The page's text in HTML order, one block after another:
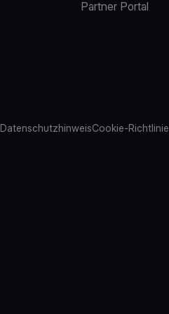
Partner Portal
DatenschutzhinweisCookie-Richtlinie